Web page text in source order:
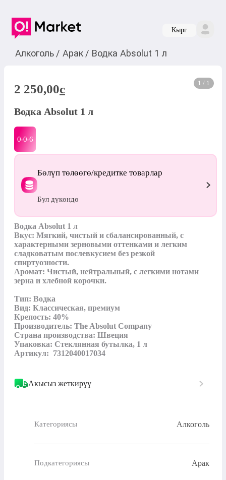
Кырг
Алкоголь / Арак / Водка Absolut 1 л
1 / 1
2 250,00c
Водка Absolut 1 л
0-0-6
Бөлүп төлөөгө/кредитке товарлар
Бул дүкөндө
Водка Absolut 1 л
Вкус: Мягкий, чистый и сбалансированный, с
характерными зерновыми оттенками и легким
сладковатым послевкусием без резкой
спиртуозности.
Аромат: Чистый, нейтральный, с легкими нотами
зерна и хлебной корочки.
Тип: Водка
Вид: Классическая, премиум
Крепость: 40%
Производитель: The Absolut Company
Страна производства: Швеция
Упаковка: Стеклянная бутылка, 1 л
Артикул:  7312040017034
Акысыз жеткирүү
Категориясы Алкоголь
Подкатегориясы Арак